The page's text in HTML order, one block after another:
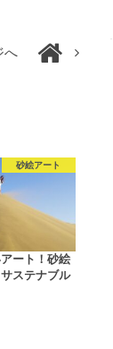
へ
砂絵アート
ート！砂絵
ステナブル